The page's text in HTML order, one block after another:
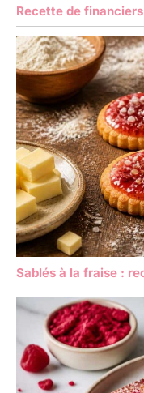
Recette de
Sablés à la fraise :